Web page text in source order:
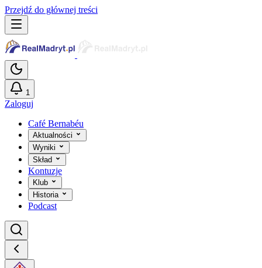
Przejdź do głównej treści
1
Zaloguj
Café Bernabéu
Aktualności
Wyniki
Skład
Kontuzje
Klub
Historia
Podcast